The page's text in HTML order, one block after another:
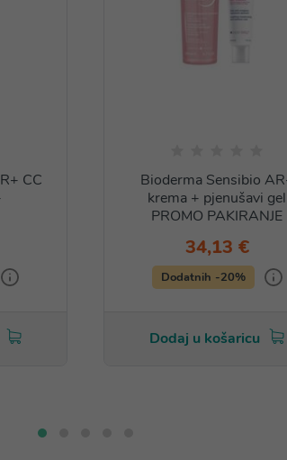
CC
Bioderma Sensibio
krema + pjenušavi gel
PROMO PAKIRANJE
34,13 €
Dodatnih -20%
Dodaj u košaricu